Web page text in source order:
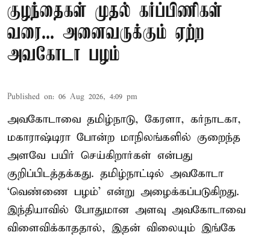
குழந்தைகள் முதல் கர்ப்பிணிகள்
வரை... அனைவருக்கும் ஏற்ற
அவகோடா பழம்
Published on: 06 Aug 2026, 4:09 pm
அவகோடாவை தமிழ்நாடு, கேரளா, கர்நாடகா,
மகாராஷ்டிரா போன்ற மாநிலங்களில் குறைந்த
அளவே பயிர் செய்கிறார்கள் என்பது
குறிப்பிடத்தக்கது. தமிழ்நாட்டில் அவகோடா
‘வெண்ணை பழம்’ என்று அழைக்கப்படுகிறது.
இந்தியாவில் போதுமான அளவு அவகோடாவை
விளைவிக்காததால், இதன் விலையும் இங்கே